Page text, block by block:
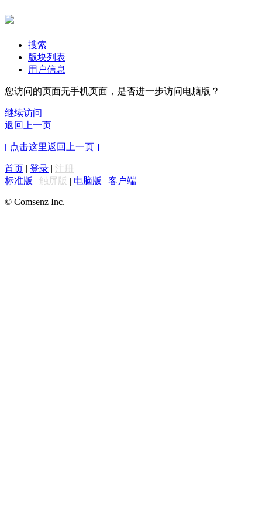
搜索
版块列表
用户信息
您访问的页面无手机页面，是否进一步访问电脑版？
继续访问
返回上一页
[ 点击这里返回上一页 ]
首页 | 登录 | 注册
标准版 | 触屏版 | 电脑版 | 客户端
© Comsenz Inc.